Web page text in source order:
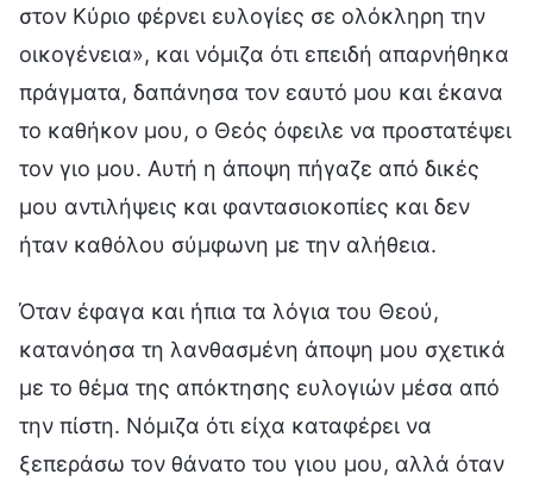
στον Κύριο φέρνει ευλογίες σε ολόκληρη την
οικογένεια», και νόμιζα ότι επειδή απαρνήθηκα
πράγματα, δαπάνησα τον εαυτό μου και έκανα
το καθήκον μου, ο Θεός όφειλε να προστατέψει
τον γιο μου. Αυτή η άποψη πήγαζε από δικές
μου αντιλήψεις και φαντασιοκοπίες και δεν
ήταν καθόλου σύμφωνη με την αλήθεια.
Όταν έφαγα και ήπια τα λόγια του Θεού,
κατανόησα τη λανθασμένη άποψη μου σχετικά
με το θέμα της απόκτησης ευλογιών μέσα από
την πίστη. Νόμιζα ότι είχα καταφέρει να
ξεπεράσω τον θάνατο του γιου μου, αλλά όταν